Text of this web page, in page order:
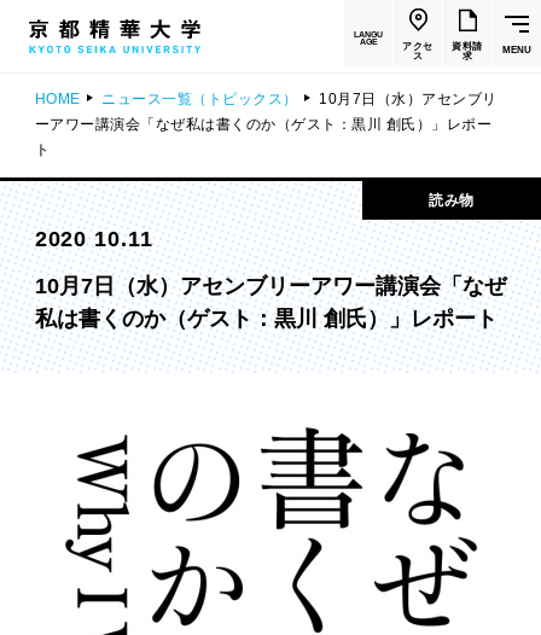
LANGU
AGE
アクセ
ス
資料請
求
MENU
HOME ニュース一覧（トピックス）
10月7日（水）アセンブリ
ーアワー講演会「なぜ私は書くのか（ゲスト：黒川 創氏）」レポー
ト
読み物
2020 10.11
10月7日（水）アセンブリーアワー講演会「なぜ
私は書くのか（ゲスト：黒川 創氏）」レポート